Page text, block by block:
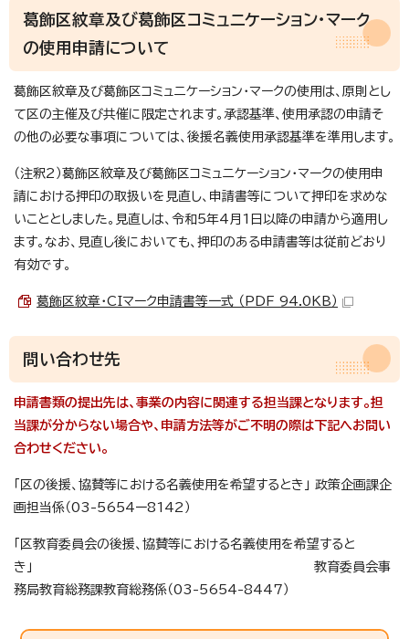
葛飾区紋章及び葛飾区コミュニケーション・マーク
の使用申請について
葛飾区紋章及び葛飾区コミュニケーション・マークの使用は、原則とし
て区の主催及び共催に限定されます。承認基準、使用承認の申請そ
の他の必要な事項については、後援名義使用承認基準を準用します。
（注釈2）葛飾区紋章及び葛飾区コミュニケーション・マークの使用申
請における押印の取扱いを見直し、申請書等について押印を求めな
いこととしました。見直しは、令和5年4月1日以降の申請から適用し
ます。なお、見直し後においても、押印のある申請書等は従前どおり
有効です。
葛飾区紋章・CIマーク申請書等一式 （PDF 94.0KB）
問い合わせ先
申請書類の提出先は、事業の内容に関連する担当課となります。担
当課が分からない場合や、申請方法等がご不明の際は下記へお問い
合わせください。
「区の後援、協賛等における名義使用を希望するとき」 政策企画課企
画担当係（03-5654ー8142）
「区教育委員会の後援、協賛等における名義使用を希望すると
き」 教育委員会事
務局教育総務課教育総務係（03-5654-8447）